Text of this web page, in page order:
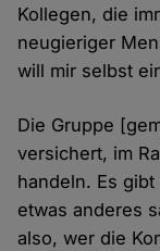
Kollegen, die
neugieriger
will mir selbst
Die Gruppe
versichert, im
handeln. Es
etwas anderes
also, wer die